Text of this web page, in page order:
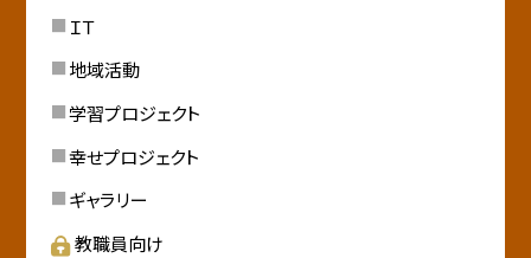
ＩＴ
地域活動
学習プロジェクト
幸せプロジェクト
ギャラリー
教職員向け